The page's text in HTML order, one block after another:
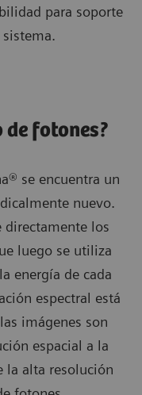
para soporte
de fotones?
se encuentra un
nuevo.
directamente los
luego se utiliza
energía de cada
espectral está
imágenes son
espacial a la
la alta resolución